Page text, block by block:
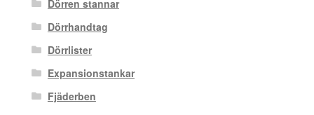
Dörren stannar
Dörrhandtag
Dörrlister
Expansionstankar
Fjäderben